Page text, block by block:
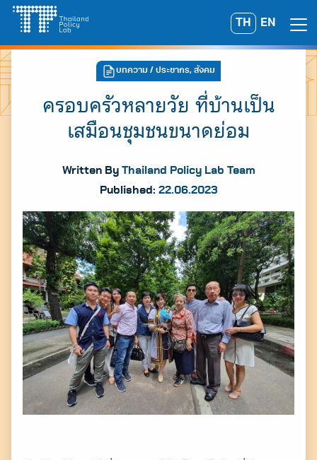
Skip
content
TH EN
A A A
Search
for:
บทความ / ประชากร, สังคม
ครอบครัวหลายวัย ที่บ้านเป็น
เสมือนชุมชนขนาดย่อม
Written By Thailand Policy Lab Team
Published: 22.06.2023